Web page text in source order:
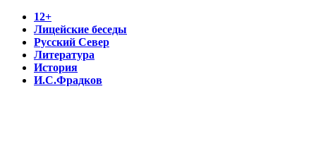
12+
Лицейские беседы
Русский Север
Литература
История
И.С.Фрадков